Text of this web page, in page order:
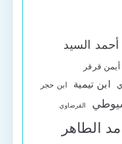
أحمد السيد
أيمن قرقر
ابن تيمية ابن حجر
القرضاوي
الطاهر